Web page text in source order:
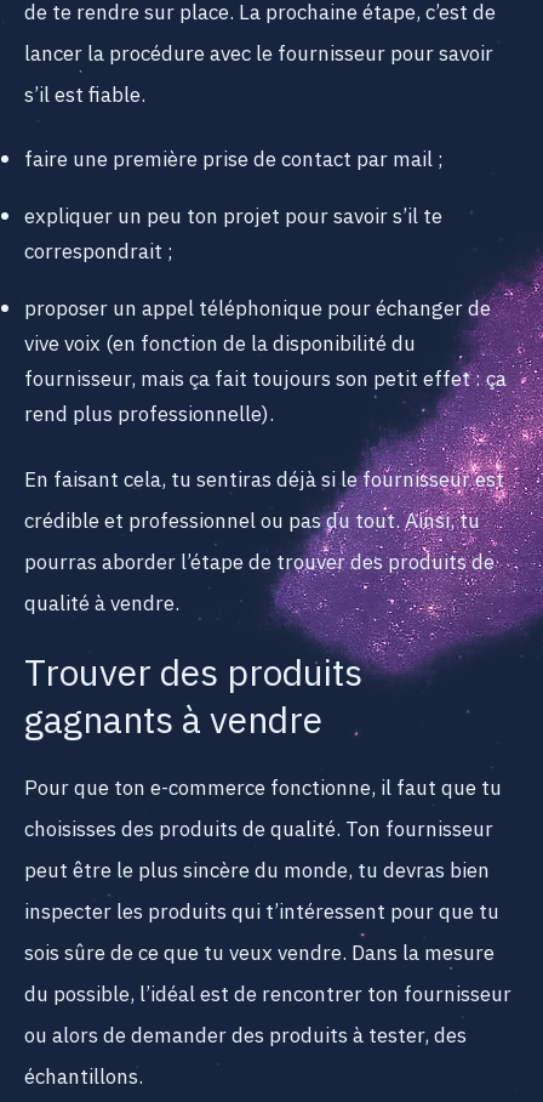
de te rendre sur place. La prochaine étape, c’est de
lancer la procédure avec le fournisseur pour savoir
s’il est fiable.
faire une première prise de contact par mail ;
expliquer un peu ton projet pour savoir s’il te
correspondrait ;
proposer un appel téléphonique pour échanger de
vive voix (en fonction de la disponibilité du
fournisseur, mais ça fait toujours son petit effet : ça
rend plus professionnelle).
En faisant cela, tu sentiras déjà si le fournisseur est
crédible et professionnel ou pas du tout. Ainsi, tu
pourras aborder l’étape de trouver des produits de
qualité à vendre.
Trouver des produits
gagnants à vendre
Pour que ton e-commerce fonctionne, il faut que tu
choisisses des produits de qualité. Ton fournisseur
peut être le plus sincère du monde, tu devras bien
inspecter les produits qui t’intéressent pour que tu
sois sûre de ce que tu veux vendre. Dans la mesure
du possible, l’idéal est de rencontrer ton fournisseur
ou alors de demander des produits à tester, des
échantillons.